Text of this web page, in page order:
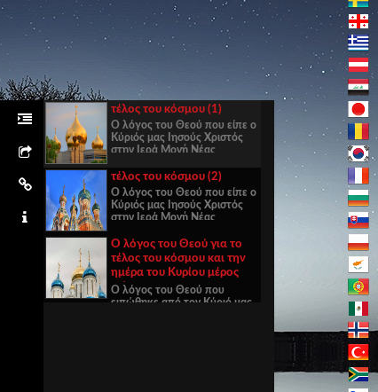
τέλος του κόσμου (1)
Ο λόγος του Θεού που είπε ο
Κύριός μας Ιησούς Χριστός
στην Ιερά Μονή Νέας
τέλος του κόσμου (2)
Ο λόγος του Θεού που είπε ο
Κύριός μας Ιησούς Χριστός
στην Ιερά Μονή Νέας
Ο λόγος του Θεού για το
τέλος του κόσμου και την
ημέρα του Κυρίου μέρος
τρίτο.
Ο λόγος του Θεού που
ειπώθηκε από τον Κύριό μας